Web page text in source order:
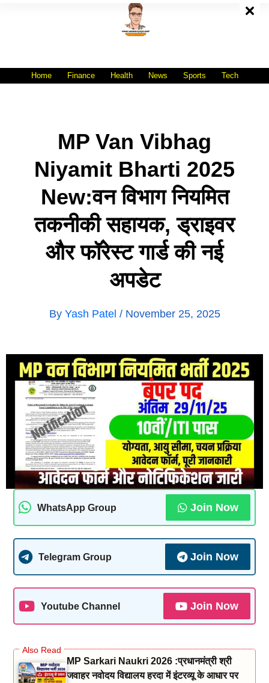
Home Finance Health News Sports Tech
MP Van Vibhag
Niyamit Bharti 2025
New:वन विभाग नियमित
तकनीकी सहायक, ड्राइवर
और फॉरेस्ट गार्ड की नई
अपडेट
By Yash Patel / November 25, 2025
WhatsApp Group Join Now
Telegram Group Join Now
Youtube Channel Join Now
MP Sarkari Naukri 2026 :प्रधानमंत्री श्री
जवाहर नवोदय विद्यालय हरदा में इंटरव्यू के आधार पर